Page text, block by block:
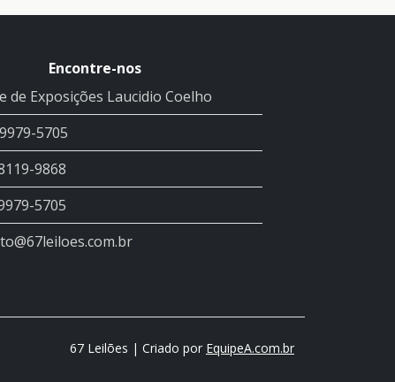
Encontre-nos
de Exposições Laucidio Coelho
5705
9868
5705
67 Leilões | Criado por EquipeA.com.br